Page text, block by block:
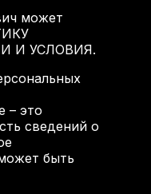
может
И УСЛОВИЯ.
– это
сведений о
быть